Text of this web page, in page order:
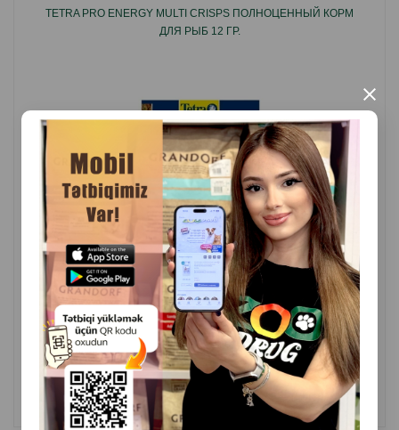
×
Поддерживает яркость и полноту окраса всех видов
недели
БиоАктив-формула поддерживает здоровой
иммунную систему
Для здорового роста рыб и чистой воды
Страна производитель: Германия.
TETRA PRO ENERGY MULTI CRISPS ПОЛНОЦЕННЫЙ КОРМ
ДЛЯ РЫБ 12 ГР.
( Отзывы)
Цена
Купить
1 шт
3.50
КУПИТЬ